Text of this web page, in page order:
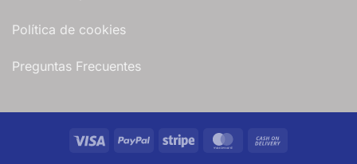
Política de cookies
Preguntas Frecuentes
Visa PayPal Stripe MasterCard